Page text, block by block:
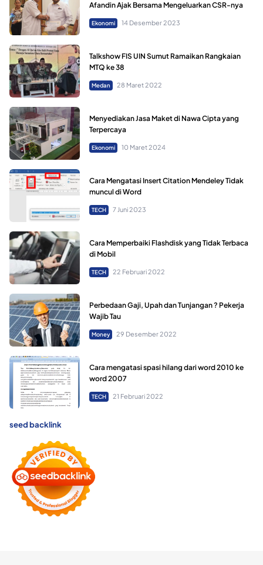
Afandin Ajak Bersama Mengeluarkan CSR-nya
Ekonomi 14 Desember 2023
Talkshow FIS UIN Sumut Ramaikan Rangkaian
MTQ ke 38
Medan 28 Maret 2022
Menyediakan Jasa Maket di Nawa Cipta yang
Terpercaya
Ekonomi 10 Maret 2024
Cara Mengatasi Insert Citation Mendeley Tidak
muncul di Word
TECH 7 Juni 2023
Cara Memperbaiki Flashdisk yang Tidak Terbaca
di Mobil
TECH 22 Februari 2022
Perbedaan Gaji, Upah dan Tunjangan ? Pekerja
Wajib Tau
Money 29 Desember 2022
Cara mengatasi spasi hilang dari word 2010 ke
word 2007
TECH 21 Februari 2022
seed backlink